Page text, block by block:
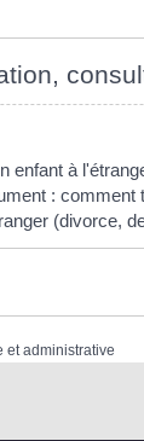
enfant à
: comment
(divorce,
et administrative